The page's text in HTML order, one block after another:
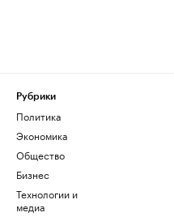
Рубрики
Политика
Экономика
Общество
Бизнес
Технологии и
медиа